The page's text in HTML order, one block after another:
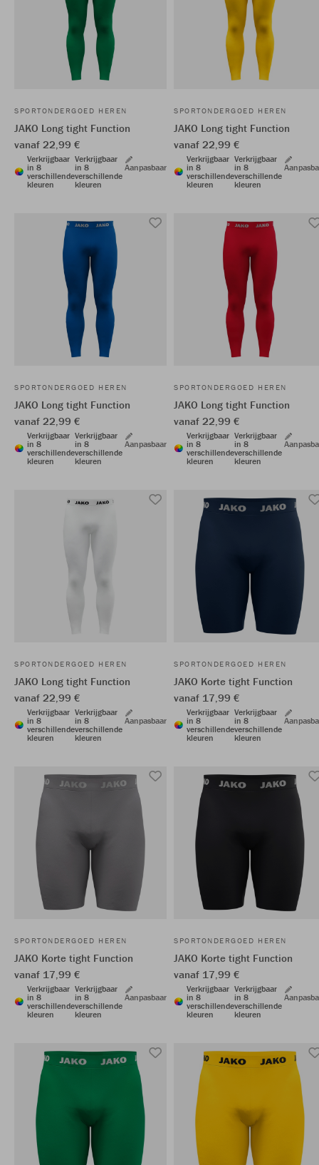
SPORTONDERGOED HEREN
JAKO Long tight Function
vanaf 22,99 €
Verkrijgbaar
in 8
verschillende
kleuren
Verkrijgbaar
in 8
verschillende
kleuren
Aanpasbaar
SPORTONDERGOED HEREN
JAKO Long tight Function
vanaf 22,99 €
Verkrijgbaar
in 8
verschillende
kleuren
Verkrijgbaar
in 8
verschillende
kleuren
SPORTONDERGOED HEREN
JAKO Long tight Function
vanaf 22,99 €
Verkrijgbaar
in 8
verschillende
kleuren
Verkrijgbaar
in 8
verschillende
kleuren
Aanpasbaar
SPORTONDERGOED HEREN
JAKO Long tight Function
vanaf 22,99 €
Verkrijgbaar
in 8
verschillende
kleuren
Verkrijgbaar
in 8
verschillende
kleuren
SPORTONDERGOED HEREN
JAKO Long tight Function
vanaf 22,99 €
Verkrijgbaar
in 8
verschillende
kleuren
Verkrijgbaar
in 8
verschillende
kleuren
Aanpasbaar
SPORTONDERGOED HEREN
JAKO Korte tight Function
vanaf 17,99 €
Verkrijgbaar
in 8
verschillende
kleuren
Verkrijgbaar
in 8
verschillende
kleuren
SPORTONDERGOED HEREN
JAKO Korte tight Function
vanaf 17,99 €
Verkrijgbaar
in 8
verschillende
kleuren
Verkrijgbaar
in 8
verschillende
kleuren
Aanpasbaar
SPORTONDERGOED HEREN
JAKO Korte tight Function
vanaf 17,99 €
Verkrijgbaar
in 8
verschillende
kleuren
Verkrijgbaar
in 8
verschillende
kleuren